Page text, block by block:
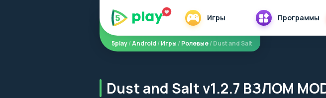
Игры Программы
5play/Android /Игры /Ролевые/ Dust and Salt
Dust and Salt v1.2.7 ВЗЛОМ